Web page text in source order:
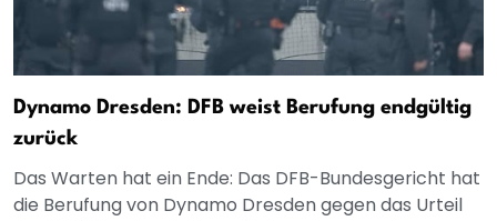
Dynamo Dresden: DFB weist Berufung endgültig
zurück
Das Warten hat ein Ende: Das DFB-Bundesgericht hat
die Berufung von Dynamo Dresden gegen das Urteil